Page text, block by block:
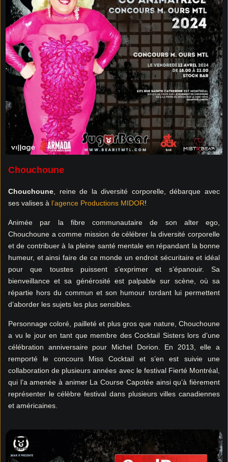
Chouchoune
Chouchoune , reine de la diversité corporelle, débarque avec
ses valises à l’agence Productions MIDOR!
Animée par la fibre communautaire de son alter ego,
Chouchoune a comme mission de célébrer la diversité corporelle
et de contribuer à la pleine santé mentale en répandant la bonne
humeur, et ainsi faire de ce monde un endroit sécuritaire et idéal
pour que toustes puissent s’exprimer et s’épanouir. Sa
bienveillance et sa générosité est palpable sur scène, où sa
répartie hors du commun et son humour tordant lui permettent
d’aborder les sujets les plus sensibles.
Personnage coloré, pailleté et plus gros que nature, Chouchoune
a vu le jour en tant que membre des Cocktail Sisters lors d’une
célébration anniversaire pour Michel Dorion. En 2013, elle a
remporté le concours Miss Cocktail et s’en est suivie une
collaboration de plusieurs années avec le festival Fierté Montréal,
qui l’a amenée à animer La Course Capotée ainsi qu’à fièrement
représenter le célèbre festival dans plusieurs villes canadiennes
et américaines.